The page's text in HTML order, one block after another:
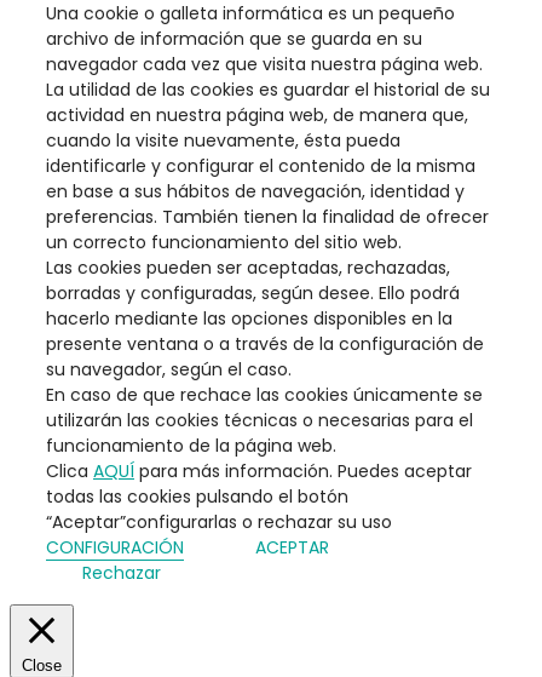
Una cookie o galleta informática es un pequeño
archivo de información que se guarda en su
navegador cada vez que visita nuestra página web.
La utilidad de las cookies es guardar el historial de su
actividad en nuestra página web, de manera que,
cuando la visite nuevamente, ésta pueda
identificarle y configurar el contenido de la misma
en base a sus hábitos de navegación, identidad y
preferencias. También tienen la finalidad de ofrecer
un correcto funcionamiento del sitio web.
Las cookies pueden ser aceptadas, rechazadas,
borradas y configuradas, según desee. Ello podrá
hacerlo mediante las opciones disponibles en la
presente ventana o a través de la configuración de
su navegador, según el caso.
En caso de que rechace las cookies únicamente se
utilizarán las cookies técnicas o necesarias para el
funcionamiento de la página web.
Clica AQUÍ para más información. Puedes aceptar
todas las cookies pulsando el botón
“Aceptar”configurarlas o rechazar su uso
CONFIGURACIÓN
ACEPTAR
Rechazar
Close